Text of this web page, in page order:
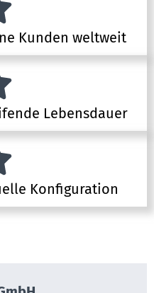
Kunden weltweit
Lebensdauer
Konfiguration